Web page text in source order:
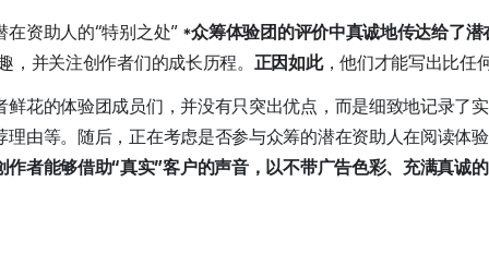
资助人的“特别之处” *众筹体验团的评价中真诚地传达给了
，并关注创作者们的成长历程。 正因如此，他们才能写出比任
鲜花的体验团成员们，并没有只突出优点，而是细致地记录了
理由等。随后，正在考虑是否参与众筹的潜在资助人在阅读体
作者能够借助“真实”客户的声音，以不带广告色彩、充满真诚